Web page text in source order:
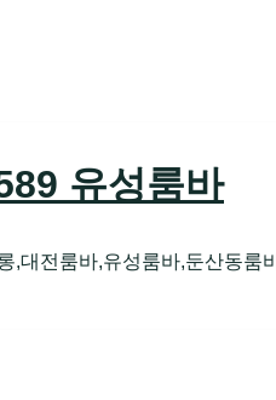
유성룸바
,대전룸바,유성룸바,둔산동룸